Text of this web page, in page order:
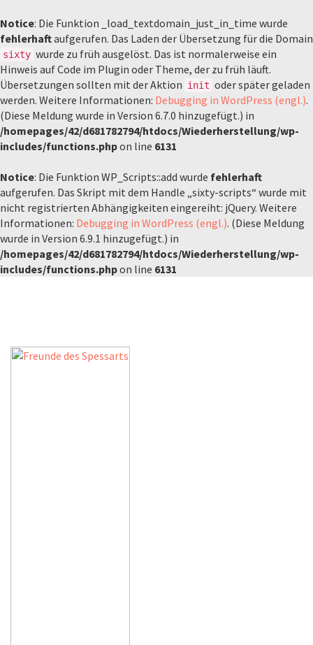
Notice: Die Funktion _load_textdomain_just_in_time wurde
fehlerhaftaufgerufen. Das Laden der Übersetzung für die Domain
sixty wurde zu früh ausgelöst. Das ist normalerweise ein
Hinweis auf Code im Plugin oder Theme, der zu früh läuft.
Übersetzungen sollten mit der Aktion init oder später geladen
werden. Weitere Informationen: Debugging in WordPress (engl.).
(Diese Meldung wurde in Version 6.7.0 hinzugefügt.) in
/homepages/42/d681782794/htdocs/Wiederherstellung/wp-
includes/functions.phpon line 6131
Notice: Die Funktion WP_Scripts::add wurde fehlerhaft
aufgerufen. Das Skript mit dem Handle „sixty-scripts“ wurde mit
nicht registrierten Abhängigkeiten eingereiht: jQuery. Weitere
Informationen: Debugging in WordPress (engl.). (Diese Meldung
wurde in Version 6.9.1 hinzugefügt.) in
/homepages/42/d681782794/htdocs/Wiederherstellung/wp-
includes/functions.phpon line 6131